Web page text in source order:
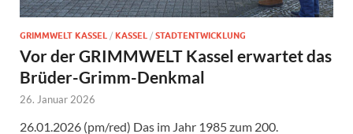
GRIMMWELT KASSEL / KASSEL / STADTENTWICKLUNG
Vor der GRIMMWELT Kassel erwartet das
Brüder-Grimm-Denkmal
26. Januar 2026
26.01.2026 (pm/red) Das im Jahr 1985 zum 200.